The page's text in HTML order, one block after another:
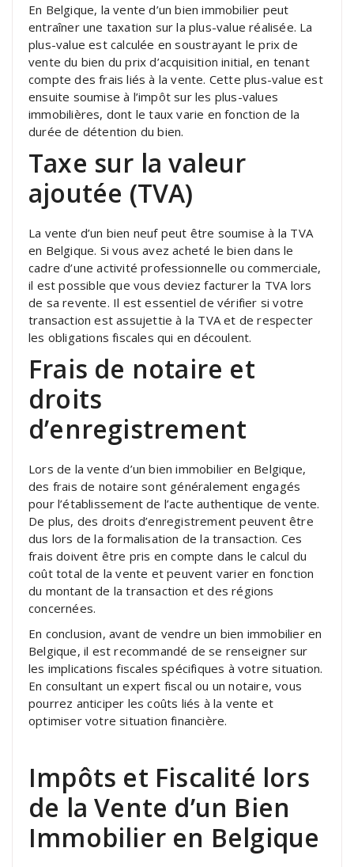
En Belgique, la vente d’un bien immobilier peut
entraîner une taxation sur la plus-value réalisée. La
plus-value est calculée en soustrayant le prix de
vente du bien du prix d’acquisition initial, en tenant
compte des frais liés à la vente. Cette plus-value est
ensuite soumise à l’impôt sur les plus-values
immobilières, dont le taux varie en fonction de la
durée de détention du bien.
Taxe sur la valeur
ajoutée (TVA)
La vente d’un bien neuf peut être soumise à la TVA
en Belgique. Si vous avez acheté le bien dans le
cadre d’une activité professionnelle ou commerciale,
il est possible que vous deviez facturer la TVA lors
de sa revente. Il est essentiel de vérifier si votre
transaction est assujettie à la TVA et de respecter
les obligations fiscales qui en découlent.
Frais de notaire et
droits
d’enregistrement
Lors de la vente d’un bien immobilier en Belgique,
des frais de notaire sont généralement engagés
pour l’établissement de l’acte authentique de vente.
De plus, des droits d’enregistrement peuvent être
dus lors de la formalisation de la transaction. Ces
frais doivent être pris en compte dans le calcul du
coût total de la vente et peuvent varier en fonction
du montant de la transaction et des régions
concernées.
En conclusion, avant de vendre un bien immobilier en
Belgique, il est recommandé de se renseigner sur
les implications fiscales spécifiques à votre situation.
En consultant un expert fiscal ou un notaire, vous
pourrez anticiper les coûts liés à la vente et
optimiser votre situation financière.
Impôts et Fiscalité lors
de la Vente d’un Bien
Immobilier en Belgique